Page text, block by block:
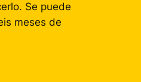
Se puede
meses de